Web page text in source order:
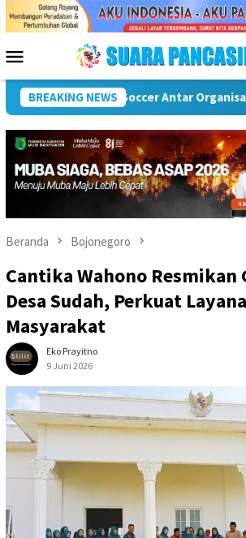
Menu
Mobile
BREAKING NEWS
Musi Rawas Puncak Peringatan
Beranda Bojonegoro
Cantika Wahono Resmikan
Desa Sudah, Perkuat
Masyarakat
Eko Prayitno
9 Juni 2026